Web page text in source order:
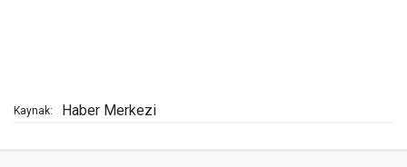
Kaynak: Haber Merkezi